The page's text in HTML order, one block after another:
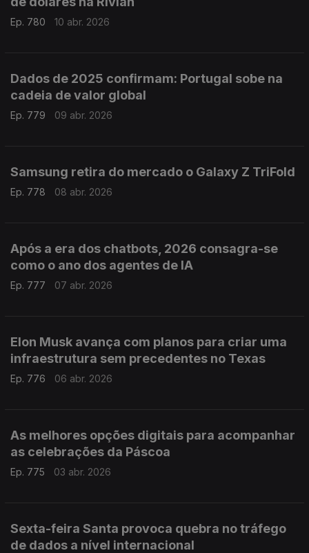
Ep. 780 10 abr. 2026
Dados de 2025 confirmam: Portugal sobe na
cadeia de valor global
Ep. 779 09 abr. 2026
Samsung retira do mercado o Galaxy Z TriFold
Ep. 778 08 abr. 2026
Após a era dos chatbots, 2026 consagra-se
como o ano dos agentes de IA
Ep. 777 07 abr. 2026
Elon Musk avança com planos para criar uma
infraestrutura sem precedentes no Texas
Ep. 776 06 abr. 2026
As melhores opções digitais para acompanhar
as celebrações da Páscoa
Ep. 775 03 abr. 2026
Sexta-feira Santa provoca quebra no tráfego
de dados a nível internacional